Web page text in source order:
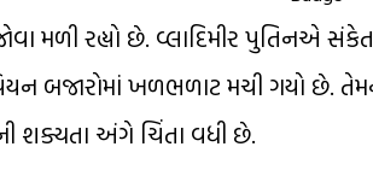
મળી રહ્યો છે. વ્લાદિમીર પુતિનએ સંકેત
બજારોમાં ખળભળાટ મચી ગયો છે.
શક્યતા અંગે ચિંતા વધી છે.